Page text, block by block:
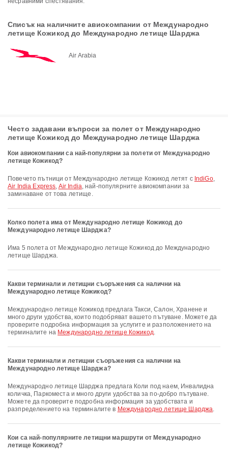
Списък на наличните авиокомпании от Международно
летище Кожикод до Международно летище Шарджа
Air Arabia
Често задавани въпроси за полет от Международно
летище Кожикод до Международно летище Шарджа
Кои авиокомпании са най-популярни за полети от Международно
летище Кожикод?
Повечето пътници от Международно летище Кожикод летят с IndiGo,
Air India Express, Air India, най-популярните авиокомпании за
заминаване от това летище.
Колко полета има от Международно летище Кожикод до
Международно летище Шарджа?
Има 5 полета от Международно летище Кожикод до Международно
летище Шарджа.
Какви терминали и летищни съоръжения са налични на
Международно летище Кожикод?
Международно летище Кожикод предлага Такси, Салон, Хранене и
много други удобства, които подобряват вашето пътуване. Можете да
проверите подробна информация за услугите и разположението на
терминалите на Международно летище Кожикод.
Какви терминали и летищни съоръжения са налични на
Международно летище Шарджа?
Международно летище Шарджа предлага Коли под наем, Инвалидна
количка, Паркоместа и много други удобства за по-добро пътуване.
Можете да проверите подробна информация за удобствата и
разпределението на терминалите в Международно летище Шарджа.
Кои са най-популярните летищни маршрути от Международно
летище Кожикод?